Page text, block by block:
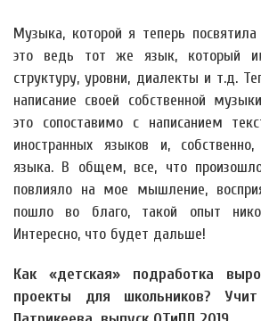
Музыка, которой я теперь
это ведь тот же язык, который
структуру, уровни, диалекты и т.д.
написание своей собственной
это сопоставимо с написанием
иностранных языков и,
языка. В общем, все, что
повлияло на мое мышление,
пошло во благо, такой опыт
Интересно, что будет дальше!
Как «детская» подработка
проекты для школьников?